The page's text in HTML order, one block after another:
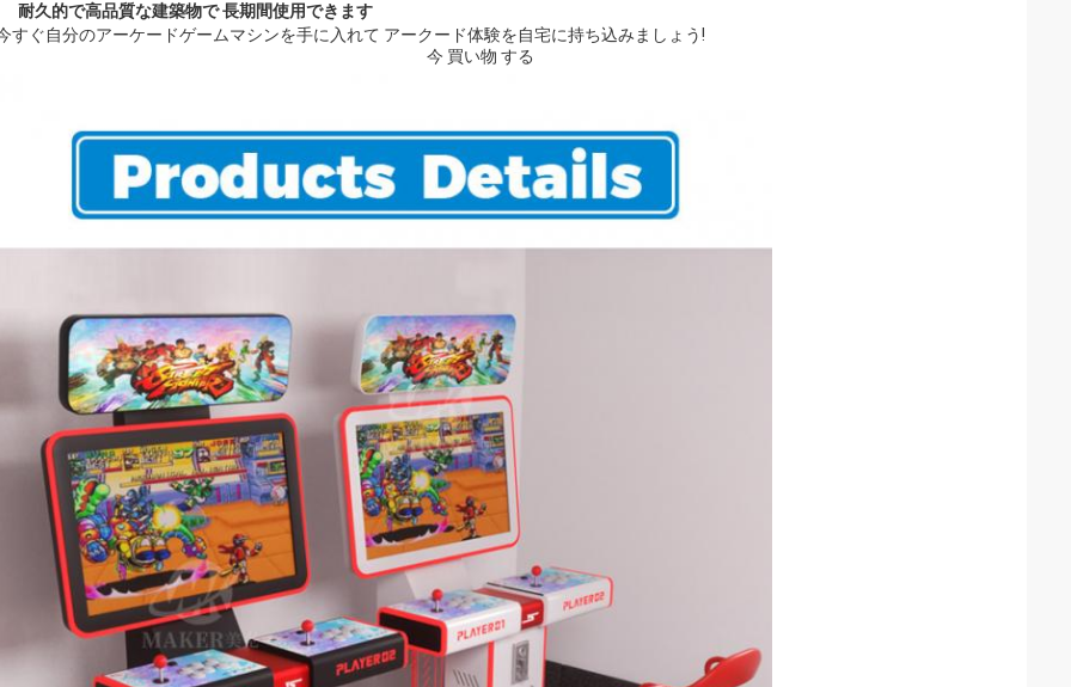
耐久的で高品質な建築物で 長期間使用できます
すぐ自分のアーケードゲームマシンを手に入れて アークード体験を自宅に持ち込みましょう!
今 買い物 する